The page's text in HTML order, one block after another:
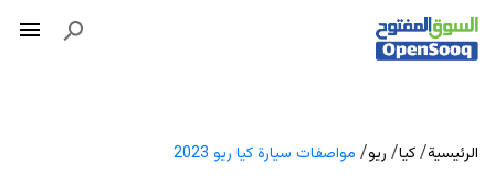
الرئيسية/كيا/ ريو/ مواصفات سيارة كيا ريو 2023